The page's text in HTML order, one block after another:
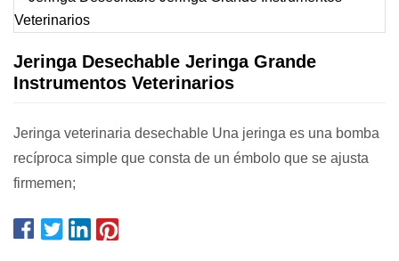
Jeringa Desechable Jeringa Grande
Instrumentos Veterinarios
Jeringa veterinaria desechable Una jeringa es una bomba
recíproca simple que consta de un émbolo que se ajusta
firmemen;